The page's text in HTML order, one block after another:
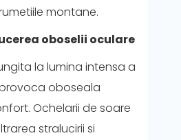
montane.
oboselii oculare
la lumina intensa a
oboseala
Ochelarii de soare
stralucirii si